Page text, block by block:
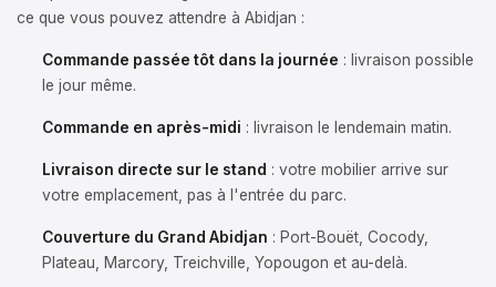
ce que vous pouvez attendre à Abidjan :
Commande passée tôt dans la journée : livraison possible
le jour même.
Commande en après-midi : livraison le lendemain matin.
Livraison directe sur le stand : votre mobilier arrive sur
votre emplacement, pas à l'entrée du parc.
Couverture du Grand Abidjan : Port-Bouët, Cocody,
Plateau, Marcory, Treichville, Yopougon et au-delà.